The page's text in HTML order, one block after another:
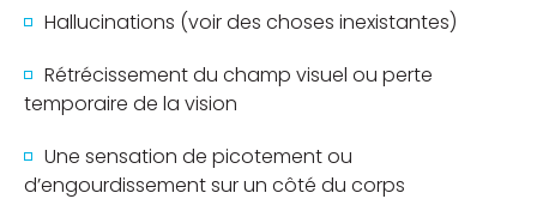
Hallucinations (voir des choses inexistantes)
Rétrécissement du champ visuel ou perte
temporaire de la vision
Une sensation de picotement ou
d’engourdissement sur un côté du corps